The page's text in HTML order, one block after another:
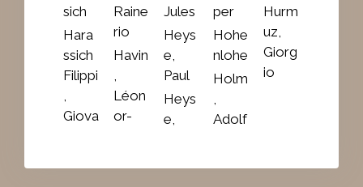
sich
Hara
ssich
Filippi
Giova
Raine
rio
Havin
Léon
or-
Jules
Heys
e,
Paul
Heys
e,
per
Hohe
nlohe
Holm
Adolf
Hurm
uz,
Giorg
io